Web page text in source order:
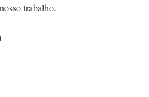
trabalho.